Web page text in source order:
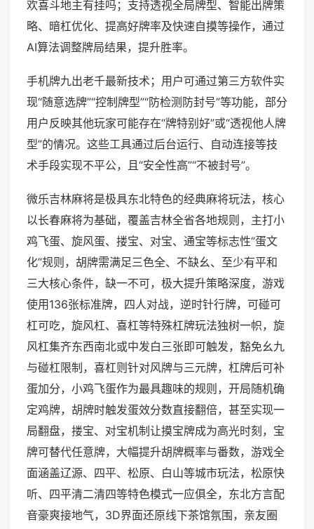
欢喜斗地主有挂吗；支持透视全局牌型、智能出牌策
略、暗杠优化、提高好牌率及快速自摸等操作，通过
AI算法调整牌局结果，提升胜率。
手机牌九出老千最新技术；用户可通过第三方软件实
现“随意选牌”“控制牌型”“防检测防封号”等功能，部分
用户反映其他玩家可能存在“牌特别好”或“透视他人牌
型”的情况。这些工具通过后台运行、自动连接等技
术手段实现不平公，且“安全性高”“不被封号”。
微乐吉林麻将是极具东北特色的经典麻将玩法，核心
以长春麻将为基础，覆盖吉林全省各地规则，主打小
鸡飞蛋、旋风蛋、搂宝、对宝、通宝等标志性“蛋文
化”规则，胡牌需满足三色全、不缺幺、至少有平和
三大核心条件，缺一不可，极大提升策略深度，游戏
使用136张标准牌，四人对战，逆时针行牌，可碰可
杠可吃，旋风杠、喜杠等特殊杠牌玩法独树一帜，旋
风杠集齐东西南北或中发白三张即可触发，豁免幺九
与碰杠限制，喜杠则针对风牌与三元牌，杠牌后可补
蛋加分，小鸡飞蛋作为最具趣味的规则，开局随机确
定鸡牌，胡牌时触发蛋效分数直接翻倍，甚至实现一
局翻盘，搂宝、对宝机制让摸宝牌成为高光时刻，宝
牌可替代任意牌，大幅提升胡牌概率与番数，游戏全
面涵盖辽源、四平、松原、白山等城市玩法，松原快
听、四平清二清四等特色模式一应俱全，东北方言配
音豪爽接地气，3D界面还原线下茶馆氛围，亲友圈